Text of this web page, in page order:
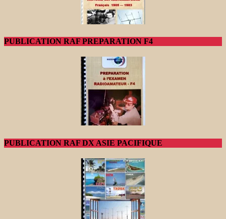
PUBLICATION RAF PREPARATION F4
PUBLICATION RAF DX ASIE PACIFIQUE